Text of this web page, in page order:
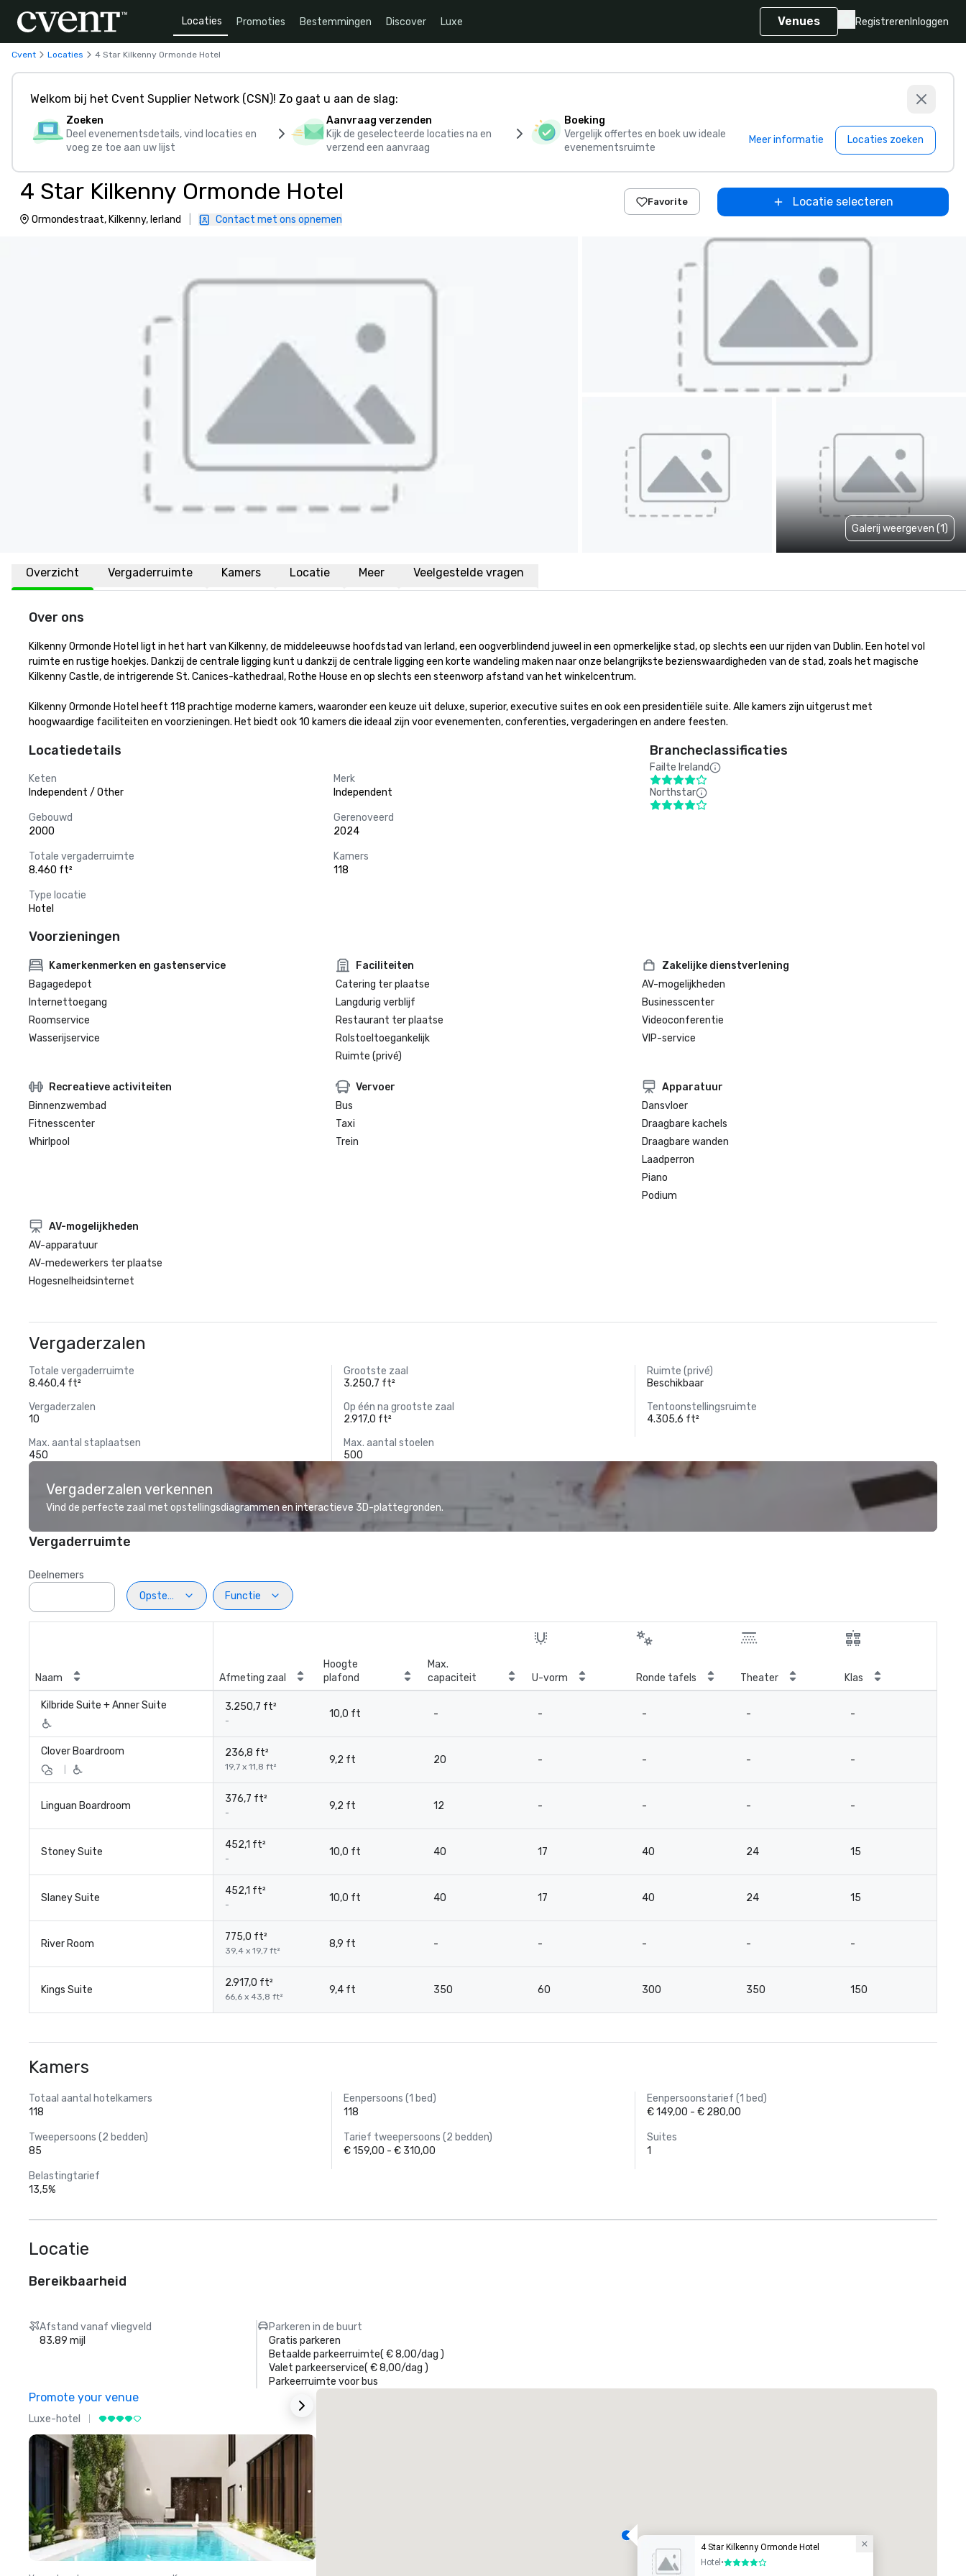
Locaties Promoties Bestemmingen Discover Luxe Venues Registreren Inloggen
Cvent Locaties 4 Star Kilkenny Ormonde Hotel
Welkom bij het Cvent Supplier Network (CSN)! Zo gaat u aan de slag:
Zoeken
Deel evenementsdetails, vind locaties en
voeg ze toe aan uw lijst
Aanvraag verzenden
Kijk de geselecteerde locaties na en
verzend een aanvraag
Boeking
Vergelijk offertes en boek uw ideale
evenementsruimte
Meer informatie Locaties zoeken
4 Star Kilkenny Ormonde Hotel
Ormondestraat, Kilkenny, Ierland Contact met ons opnemen
Favorite Locatie selecteren
Galerij weergeven (1)
Overzicht Vergaderruimte Kamers Locatie Meer Veelgestelde vragen
Over ons
Kilkenny Ormonde Hotel ligt in het hart van Kilkenny, de middeleeuwse hoofdstad van Ierland, een oogverblindend juweel in een opmerkelijke stad, op slechts een uur rijden van Dublin. Een hotel vol
ruimte en rustige hoekjes. Dankzij de centrale ligging kunt u dankzij de centrale ligging een korte wandeling maken naar onze belangrijkste bezienswaardigheden van de stad, zoals het magische
Kilkenny Castle, de intrigerende St. Canices-kathedraal, Rothe House en op slechts een steenworp afstand van het winkelcentrum.
Kilkenny Ormonde Hotel heeft 118 prachtige moderne kamers, waaronder een keuze uit deluxe, superior, executive suites en ook een presidentiële suite. Alle kamers zijn uitgerust met
hoogwaardige faciliteiten en voorzieningen. Het biedt ook 10 kamers die ideaal zijn voor evenementen, conferenties, vergaderingen en andere feesten.
Locatiedetails
Keten
Independent / Other
Merk
Independent
Gebouwd
2000
Gerenoveerd
2024
Totale vergaderruimte
8.460 ft²
Kamers
118
Type locatie
Hotel
Brancheclassificaties
Failte Ireland
Northstar
Voorzieningen
Kamerkenmerken en gastenservice
Bagagedepot
Internettoegang
Roomservice
Wasserijservice
Faciliteiten
Catering ter plaatse
Langdurig verblijf
Restaurant ter plaatse
Rolstoeltoegankelijk
Ruimte (privé)
Zakelijke dienstverlening
AV-mogelijkheden
Businesscenter
Videoconferentie
VIP-service
Recreatieve activiteiten
Binnenzwembad
Fitnesscenter
Whirlpool
Vervoer
Bus
Taxi
Trein
Apparatuur
Dansvloer
Draagbare kachels
Draagbare wanden
Laadperron
Piano
Podium
AV-mogelijkheden
AV-apparatuur
AV-medewerkers ter plaatse
Hogesnelheidsinternet
Vergaderzalen
Totale vergaderruimte
8.460,4 ft²
Grootste zaal
3.250,7 ft²
Ruimte (privé)
Beschikbaar
Vergaderzalen
10
Op één na grootste zaal
2.917,0 ft²
Tentoonstellingsruimte
4.305,6 ft²
Max. aantal staplaatsen
450
Max. aantal stoelen
500
Vergaderzalen verkennen
Vind de perfecte zaal met opstellingsdiagrammen en interactieve 3D-plattegronden.
Vergaderruimte
Deelnemers
Opstelling
Functie
Naam Afmeting zaal
Hoogte
plafond
Max.
capaciteit
U-vorm Ronde tafels Theater Klas
Kilbride Suite + Anner Suite 3.250,7 ft²
-
10,0 ft - - - - -
Clover Boardroom 236,8 ft²
19,7 x 11,8 ft²
9,2 ft 20 - - - -
Linguan Boardroom
376,7 ft²
-
9,2 ft 12 - - - -
Stoney Suite
452,1 ft²
-
10,0 ft 40 17 40 24 15
Slaney Suite
452,1 ft²
-
10,0 ft 40 17 40 24 15
River Room
775,0 ft²
39,4 x 19,7 ft²
8,9 ft - - - - -
Kings Suite
2.917,0 ft²
66,6 x 43,8 ft²
9,4 ft 350 60 300 350 150
Kamers
Totaal aantal hotelkamers
118
Eenpersoons (1 bed)
118
Eenpersoonstarief (1 bed)
€ 149,00 - € 280,00
Tweepersoons (2 bedden)
85
Tarief tweepersoons (2 bedden)
€ 159,00 - € 310,00
Suites
1
Belastingtarief
13,5%
Locatie
Bereikbaarheid
Afstand vanaf vliegveld
83.89 mijl
Parkeren in de buurt
Gratis parkeren
Betaalde parkeerruimte( € 8,00/dag )
Valet parkeerservice( € 8,00/dag )
Parkeerruimte voor bus
Promote your venue
Luxe-hotel
4 Star Kilkenny Ormonde Hotel
Hotel •4 van 5